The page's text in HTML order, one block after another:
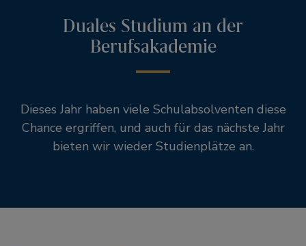
Duales Studium an der
Berufsakademie
Dieses Jahr haben viele Schulabsolventen diese
Chance ergriffen, und auch für das nächste Jahr
bieten wir wieder Studienplätze an.